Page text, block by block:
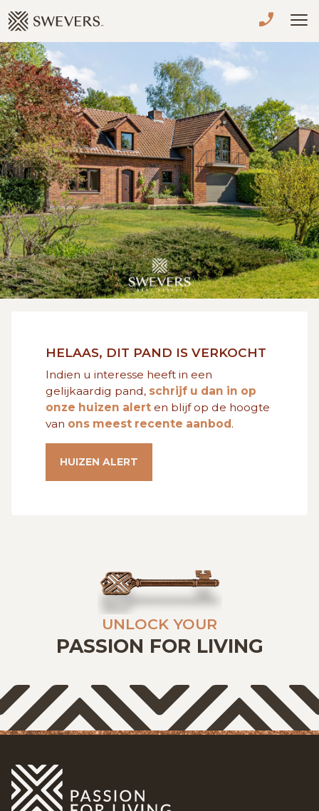
VACATURES MIJN FAVORIETEN
HUIZEN ALERT
VERKOPEN
TE KOOP
TE HUUR
NIEUWBOUW
ADVIES
OVER ONS
VASTGOEDCAFÉ
HELAAS, DIT PAND IS VERKOCHT
Indien u interesse heeft in een
gelijkaardig pand, schrijf u dan in op
onze huizen alert en blijf op de hoogte
van ons meest recente aanbod.
HUIZEN ALERT
UNLOCK YOUR
PASSION FOR LIVING